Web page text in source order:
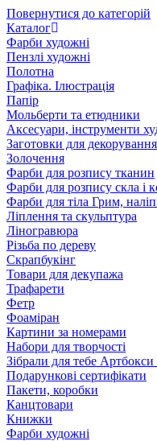
Повернутися до категорій
Каталог
Фарби художні
Пензлі художні
Полотна
Графіка. Ілюстрація
Папір
Мольберти та етюдники
Аксесуари, інструменти
Заготовки для декорування
Золочення
Фарби для розпису тканин
Фарби для розпису скла і
Фарби для тіла Грим,
Ліплення та скульптура
Ліногравюра
Різьба по дереву
Скрапбукінг
Товари для декупажа
Трафарети
Фетр
Фоаміран
Картини за номерами
Набори для творчості
Зібрали для тебе
Подарункові сертифікати
Пакети, коробки
Канцтовари
Книжки
Фарби художні